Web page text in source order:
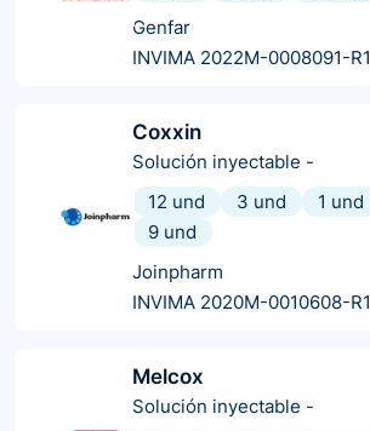
Genfar
INVIMA 2022M-0008091-R1
Coxxin
Solución inyectable -
12 und
3 und 1 und
9 und
Joinpharm
INVIMA 2020M-0010608-R1
Melcox
Solución inyectable -